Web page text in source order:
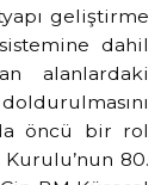
geliştirme
dahil
alanlardaki
öncü bir rol
Kurulu’nun 80.